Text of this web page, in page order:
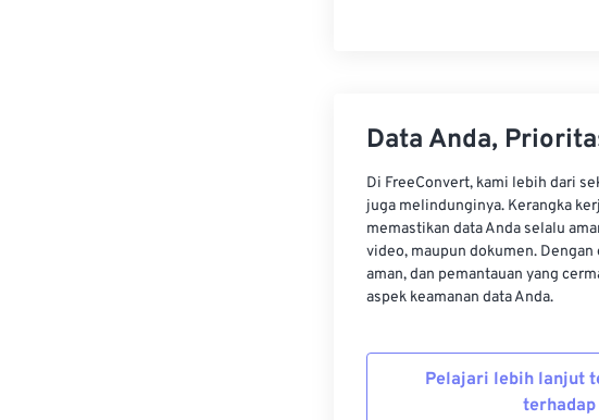
Data Anda,
Di FreeConvert, kami lebih dari
juga melindunginya. Kerangka
memastikan data Anda selalu
video, maupun dokumen.
aman, dan pemantauan yang
aspek keamanan data Anda.
Pelajari lebih lanjut